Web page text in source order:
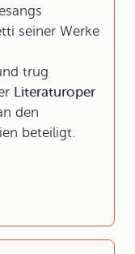
seiner Werke
trug
Literaturoper
den
beteiligt.